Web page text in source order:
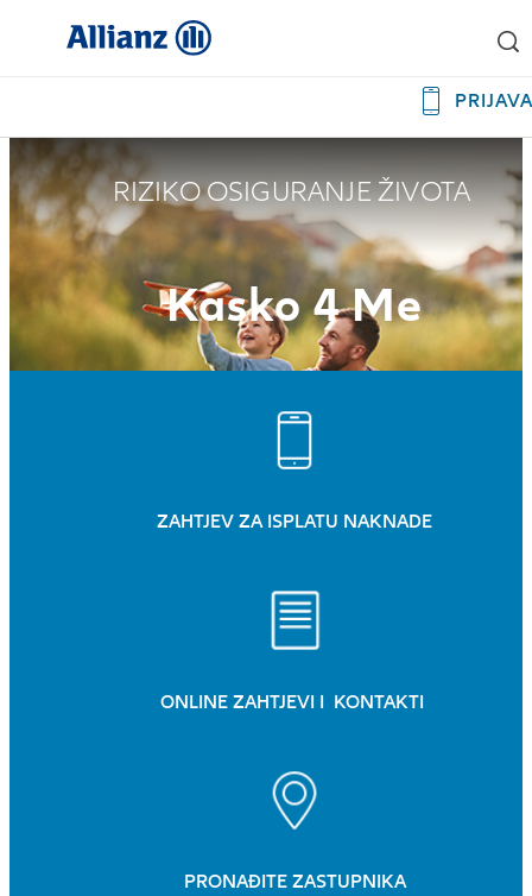
RIZIKO OSIGURANJE ŽIVOTA
Kasko 4 Me
ZAHTJEV ZA ISPLATU NAKNADE
ONLINE ZAHTJEVI I KONTAKTI
PRONAĐITE ZASTUPNIKA